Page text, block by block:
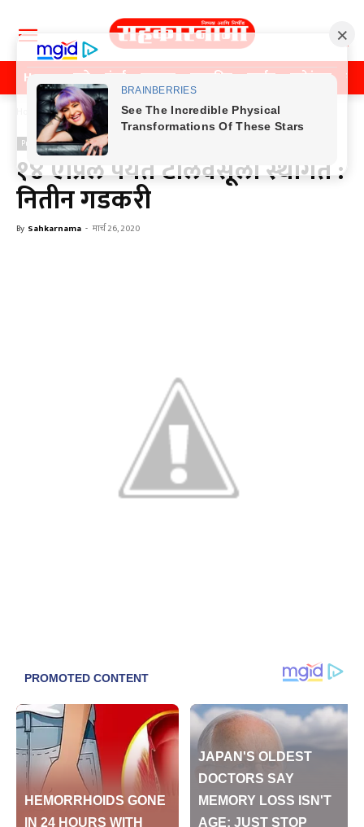
Home पुणे मुंबई महाराष्ट्र राजकीय क्राईम मनोरंजन
Home Previos News
Previos News
१४ एप्रिल पर्यंत टोलवसूली स्थगित :
नितीन गडकरी
By Sahkarnama - मार्च 26, 2020